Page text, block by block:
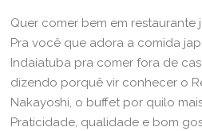
Quer comer bem em restaurante
Pra você que adora a comida
Indaiatuba pra comer fora de
dizendo porquê vir conhecer o
Nakayoshi, o buffet por quilo
Praticidade, qualidade e bom